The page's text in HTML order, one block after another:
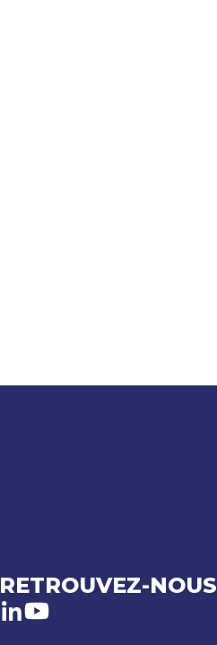
RETROUVEZ-NOUS
LinkedIn
Youtube